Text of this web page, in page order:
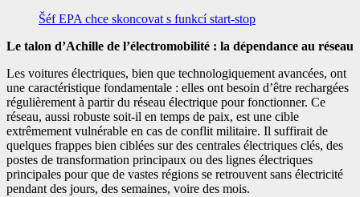
Šéf EPA chce skoncovat s funkcí start-stop
Le talon d’Achille de l’électromobilité : la dépendance au réseau
Les voitures électriques, bien que technologiquement avancées, ont
une caractéristique fondamentale : elles ont besoin d’être rechargées
régulièrement à partir du réseau électrique pour fonctionner. Ce
réseau, aussi robuste soit-il en temps de paix, est une cible
extrêmement vulnérable en cas de conflit militaire. Il suffirait de
quelques frappes bien ciblées sur des centrales électriques clés, des
postes de transformation principaux ou des lignes électriques
principales pour que de vastes régions se retrouvent sans électricité
pendant des jours, des semaines, voire des mois.